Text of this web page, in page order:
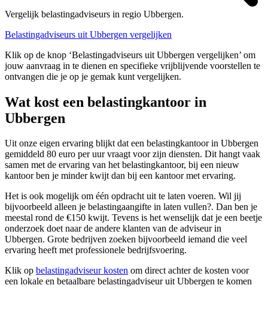
Vergelijk belastingadviseurs in regio Ubbergen.
Belastingadviseurs uit Ubbergen vergelijken
Klik op de knop ‘Belastingadviseurs uit Ubbergen vergelijken’ om
jouw aanvraag in te dienen en specifieke vrijblijvende voorstellen te
ontvangen die je op je gemak kunt vergelijken.
Wat kost een belastingkantoor in
Ubbergen
Uit onze eigen ervaring blijkt dat een belastingkantoor in Ubbergen
gemiddeld 80 euro per uur vraagt voor zijn diensten. Dit hangt vaak
samen met de ervaring van het belastingkantoor, bij een nieuw
kantoor ben je minder kwijt dan bij een kantoor met ervaring.
Het is ook mogelijk om één opdracht uit te laten voeren. Wil jij
bijvoorbeeld alleen je belastingaangifte in laten vullen?. Dan ben je
meestal rond de €150 kwijt. Tevens is het wenselijk dat je een beetje
onderzoek doet naar de andere klanten van de adviseur in
Ubbergen. Grote bedrijven zoeken bijvoorbeeld iemand die veel
ervaring heeft met professionele bedrijfsvoering.
Klik op belastingadviseur kosten om direct achter de kosten voor
een lokale en betaalbare belastingadviseur uit Ubbergen te komen